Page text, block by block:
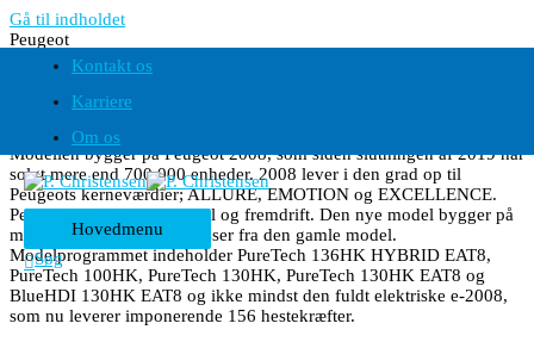
Gå til indholdet
Kontakt os
Karriere
Om os
Hovedmenu
Søg
Peugeot
Ny 2008
Forbedret design - FLere egenskaber
Peugeot e-2008 er nu tilbage i et forbedret og mere modigt design.
Modellen bygger på Peugeot 2008, som siden slutningen af 2019 har
solgt mere end 700.000 enheder. 2008 lever i den grad op til
Peugeots kerneværdier; ALLURE, EMOTION og EXCELLENCE.
Peugeot 2008 udtrykker stil og fremdrift. Den nye model bygger på
mange af de samme successer fra den gamle model.
Modelprogrammet indeholder PureTech 136HK HYBRID EAT8,
PureTech 100HK, PureTech 130HK, PureTech 130HK EAT8 og
BlueHDI 130HK EAT8 og ikke mindst den fuldt elektriske e-2008,
som nu leverer imponerende 156 hestekræfter.